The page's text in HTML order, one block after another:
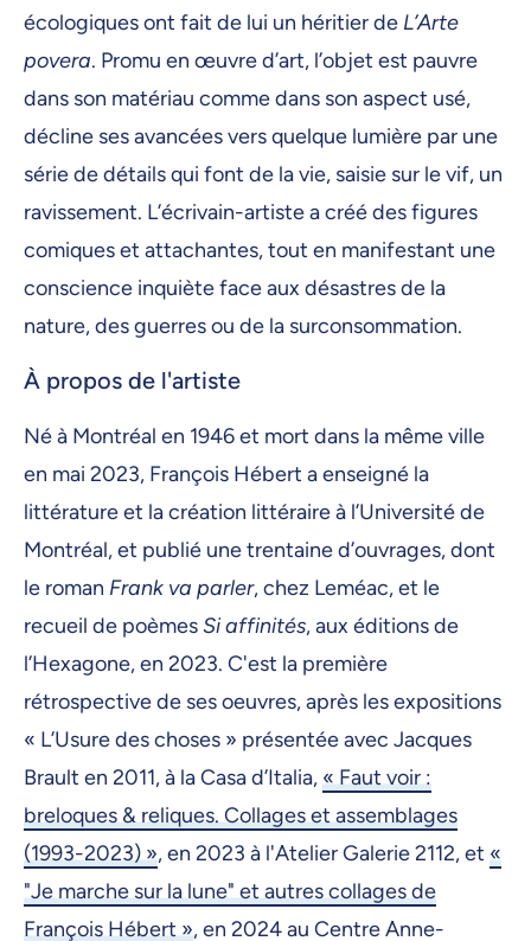
écologiques ont fait de lui un héritier de L’Arte
povera. Promu en œuvre d’art, l’objet est pauvre
dans son matériau comme dans son aspect usé,
décline ses avancées vers quelque lumière par une
série de détails qui font de la vie, saisie sur le vif, un
ravissement. L’écrivain-artiste a créé des figures
comiques et attachantes, tout en manifestant une
conscience inquiète face aux désastres de la
nature, des guerres ou de la surconsommation.
À propos de l'artiste
Né à Montréal en 1946 et mort dans la même ville
en mai 2023, François Hébert a enseigné la
littérature et la création littéraire à l’Université de
Montréal, et publié une trentaine d’ouvrages, dont
le roman Frank va parler, chez Leméac, et le
recueil de poèmesSi affinités, aux éditions de
l’Hexagone, en 2023. C'est la première
rétrospective de ses oeuvres, après les expositions
« L’Usure des choses » présentée avec Jacques
Brault en 2011, à la Casa d’Italia, « Faut voir :
breloques & reliques. Collages et assemblages
(1993-2023) », en 2023 à l'Atelier Galerie 2112, et «
"Je marche sur la lune" et autres collages de
François Hébert », en 2024 au Centre Anne-